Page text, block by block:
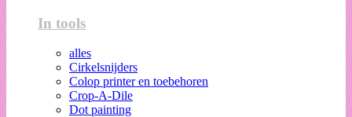
In tools
alles
Cirkelsnijders
Colop printer en toebehoren
Crop-A-Dile
Dot painting